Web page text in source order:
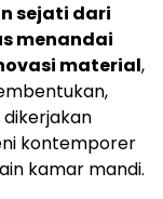
sejati dari
menandai
material,
kontemporer
kamar mandi.